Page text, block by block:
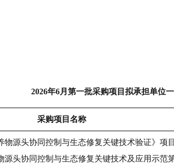
2026年6月第一批采购项目拟承担单位
采购项目名称
物源头协同控制与生态修复关键技术验证》项目
源头协同控制与生态修复关键技术及应用示范